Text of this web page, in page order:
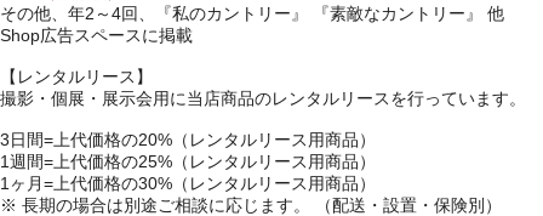
その他、年2～4回、『私のカントリー』 『素敵なカントリー』 他
Shop広告スペースに掲載
【レンタルリース】
撮影・個展・展示会用に当店商品のレンタルリースを行っています。
3日間=上代価格の20%（レンタルリース用商品）
1週間=上代価格の25%（レンタルリース用商品）
1ヶ月=上代価格の30%（レンタルリース用商品）
※ 長期の場合は別途ご相談に応じます。 （配送・設置・保険別）